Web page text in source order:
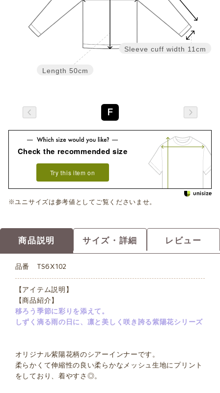
Sleeve cuff width 11cm
Length 50cm
F
Check the recommended size
Try this item on
※ユニサイズは参考値としてご覧くださいませ。
商品説明 サイズ・詳細 レビュー
品番 TS6X102
【アイテム説明】
【商品紹介】
移ろう季節に彩りを添えて。
しずく滴る雨の日に、凛と美しく咲き誇る紫陽花シリーズ
オリジナル紫陽花柄のシアーインナーです。
柔らかくて伸縮性の良い柔らかなメッシュ生地にプリント
をしており、着やすさ◎。